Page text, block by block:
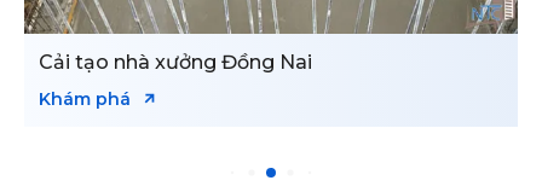
Cải tạo nhà xưởng Đồng Nai
Khám phá